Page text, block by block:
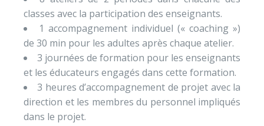
classes avec la participation des enseignants.
1 accompagnement individuel (« coaching »)
de 30 min pour les adultes après chaque atelier.
3 journées de formation pour les enseignants
et les éducateurs engagés dans cette formation.
3 heures d’accompagnement de projet avec la
direction et les membres du personnel impliqués
dans le projet.